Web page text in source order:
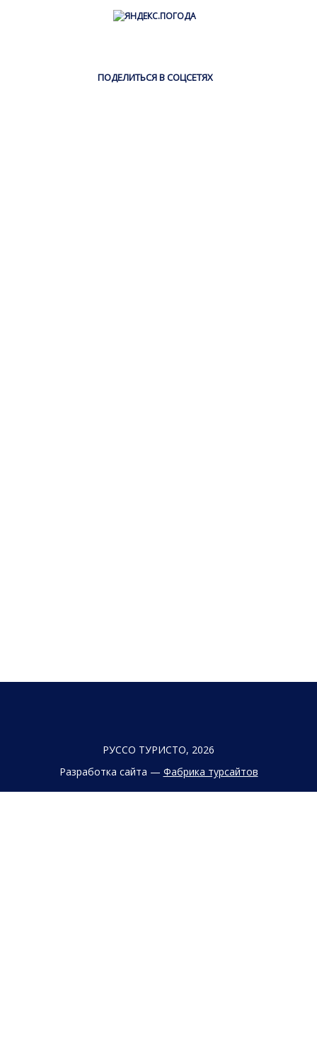
ПОДЕЛИТЬСЯ В СОЦСЕТЯХ
РУССО ТУРИСТО, 2026
Разработка сайта — Фабрика турсайтов